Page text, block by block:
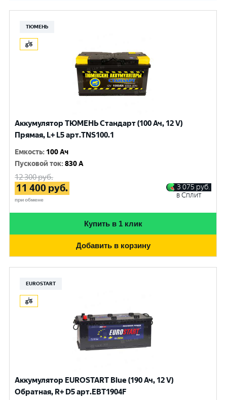
ТЮМЕНЬ
Аккумулятор ТЮМЕНЬ Стандарт (100 Ач, 12 V)
Прямая, L+ L5 арт.TNS100.1
Емкость: 100 Ач
Пусковой ток:830 A
12 300руб.
11 400 руб.
при обмене
3 075 руб.
в Сплит
Купить в 1 клик
Добавить в корзину
EUROSTART
Аккумулятор EUROSTART Blue (190 Ач, 12 V)
Обратная, R+ D5 арт.EBT1904F